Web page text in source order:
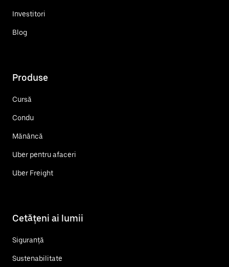
Investitori
Blog
Produse
Cursă
Condu
Mănâncă
Uber pentru afaceri
Uber Freight
Cetățeni ai lumii
Siguranță
Sustenabilitate